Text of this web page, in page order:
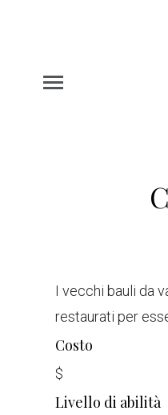
I vecchi bauli da
restaurati per
Costo
$
Livello di abilità